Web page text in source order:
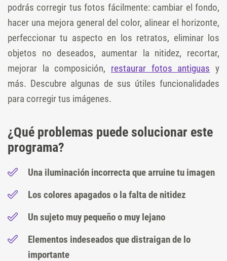
podrás corregir tus fotos fácilmente: cambiar el fondo,
hacer una mejora general del color, alinear el horizonte,
perfeccionar tu aspecto en los retratos, eliminar los
objetos no deseados, aumentar la nitidez, recortar,
mejorar la composición, restaurar fotos antiguas y
más. Descubre algunas de sus útiles funcionalidades
para corregir tus imágenes.
¿Qué problemas puede solucionar este
programa?
Una iluminación incorrecta que arruine tu imagen
Los colores apagados o la falta de nitidez
Un sujeto muy pequeño o muy lejano
Elementos indeseados que distraigan de lo
importante